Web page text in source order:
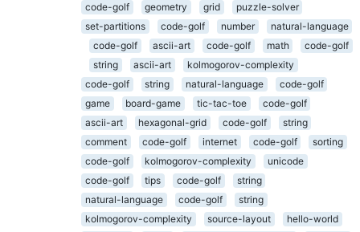
code-golf
geometry grid
puzzle-solver
set-partitions
code-golf number
natural-language
code-golf
ascii-art code-golf math
code-golf
string
ascii-art
kolmogorov-complexity
code-golf
string natural-language
code-golf
game
board-game tic-tac-toe
code-golf
ascii-art
hexagonal-grid code-golf
string
comment
code-golf internet code-golf
sorting
code-golf
kolmogorov-complexity
unicode
code-golf
tips code-golf
string
natural-language
code-golf
string
kolmogorov-complexity
source-layout hello-world